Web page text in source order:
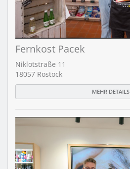
Fernkost Pacek
Niklotstraße 11
18057 Rostock
MEHR DETAILS